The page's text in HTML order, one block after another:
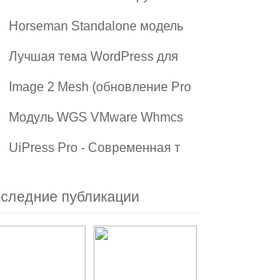
Horseman Standalone модель
Лучшая тема WordPress для
Image 2 Mesh (обновление Pro
Модуль WGS VMware Whmcs
о
UiPress Pro - Современная т
публикации